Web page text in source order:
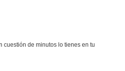
cuestión de minutos lo tienes en tu